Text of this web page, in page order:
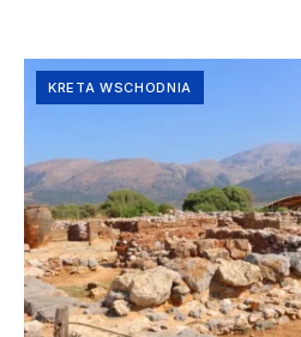
KRETA WSCHODNIA